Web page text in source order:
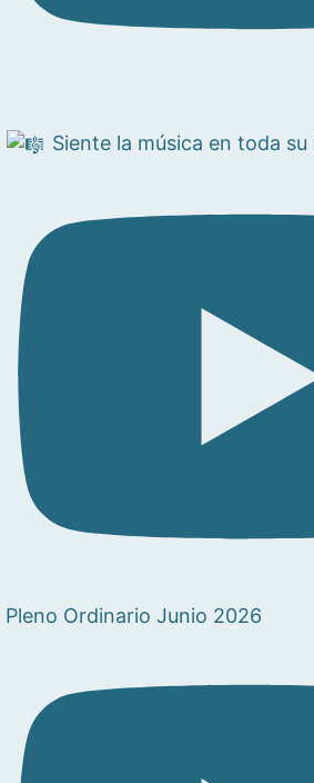
Siente la música en toda
Pleno Ordinario Junio 2026